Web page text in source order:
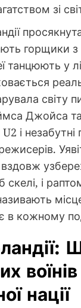
зі
горщики з
танцюють у
світу
Джойса
і
скелі, і
в кожному
нації